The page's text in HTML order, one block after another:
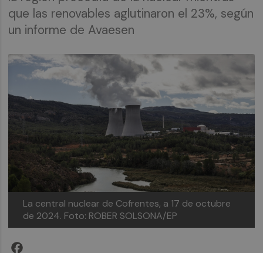
que las renovables aglutinaron el 23%, según
un informe de Avaesen
La central nuclear de Cofrentes, a 17 de octubre
de 2024. Foto: ROBER SOLSONA/EP